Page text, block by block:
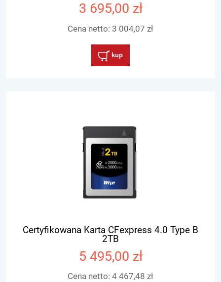
3 695,00 zł
Cena netto: 3 004,07 zł
kup
Certyfikowana Karta CFexpress 4.0 Type B
2TB
5 495,00 zł
Cena netto: 4 467,48 zł